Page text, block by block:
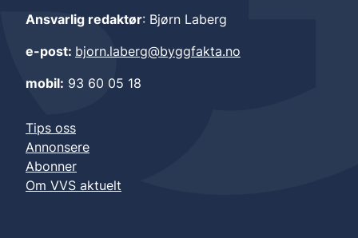
Ansvarlig redaktør: Bjørn Laberg
e-post: bjorn.laberg@byggfakta.no
mobil: 93 60 05 18
Tips oss
Annonsere
Abonner
Om VVS aktuelt